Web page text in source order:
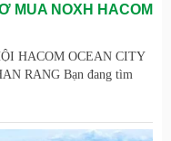
MUA NOXH HACOM
HACOM OCEAN CITY
RANG Bạn đang tìm